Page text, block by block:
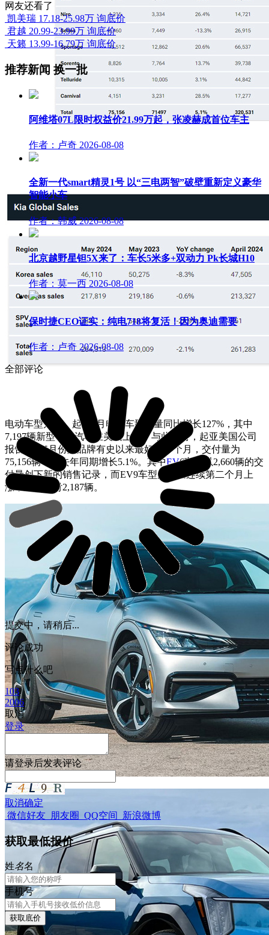
电动车型方面，起亚5月电动车型销量同比增长127%，其中
7,197辆新型电动汽车在美国上市。与此同时，起亚美国公司
报告称，5月份是品牌有史以来最好的一个月，交付量为
75,156辆，比去年同期增长5.1%。其中EV6车型以2,660辆的交
付量创下新的销售记录，而EV9车型的销量连续第二个月上
涨，累计交付2,187辆。
网友还看了
凯美瑞 17.18-25.98万 询底价
君越 20.99-23.99万 询底价
天籁 13.99-16.79万 询底价
推荐新闻 换一批
阿维塔07L限时权益价21.99万起，张凌赫成首位车主
作者：卢奇 2026-08-08
全新一代smart精灵1号 以“三电两智”破壁重新定义豪华
智能小车
作者：韩威 2026-08-08
北京越野星钽5X来了：车长5米多+双动力 Pk长城H10
作者：莫一西 2026-08-08
保时捷CEO证实：纯电718将复活！因为奥迪需要
作者：卢奇 2026-08-08
全部评论
提交中，请稍后...
评论成功
写点什么吧
103
2006
取消
登录
请登录后发表评论
取消确定
微信好友 朋友圈 QQ空间 新浪微博
获取最低报价
姓名名
手机号
获取底价